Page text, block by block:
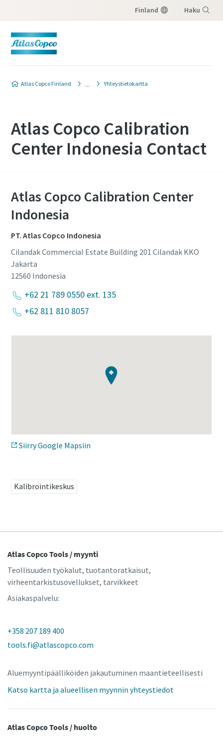
Finland Haku
Atlas Copco Finland Yhteystietokartta
Katso kaikki teollisuusalamme
Näytä kaikki
Onko aika kalibroida?
Momentum Talks
Tutustu inspiroiviin ja innostaviin keskusteluihin Atlas
Copcosta
Katso
Atlas Copco Calibration
Center Indonesia Contact
Atlas Copco Calibration Center
Indonesia
PT. Atlas Copco Indonesia
Cilandak Commercial Estate Building 201 Cilandak KKO
Jakarta
12560 Indonesia
+62 21 789 0550 ext. 135
+62 811 810 8057
Siirry Google Mapsiin
Kalibrointikeskus
Atlas Copco Tools / myynti
Teollisuuden työkalut, tuotantoratkaisut,
virheentarkistusovellukset, tarvikkeet
Asiakaspalvelu:
+358 207 189 400
tools.fi@atlascopco.com
Aluemyyntipäälliköiden jakautuminen maantieteellisesti
Katso kartta ja alueellisen myynnin yhteystiedot
Atlas Copco Tools / huolto